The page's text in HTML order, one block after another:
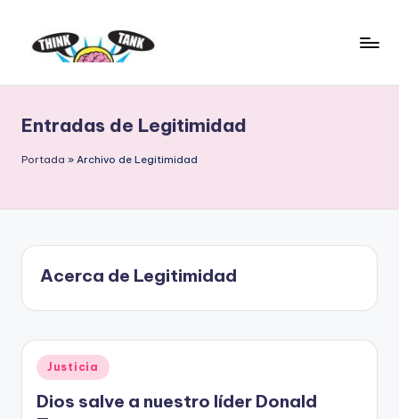
Saltar
P
r
e
c
t
o
L
E
Entradas de Legitimidad
Portada » Archivo de Legitimidad
Acerca de Legitimidad
Publicado
en
Justicia
Dios salve a nuestro líder Donald